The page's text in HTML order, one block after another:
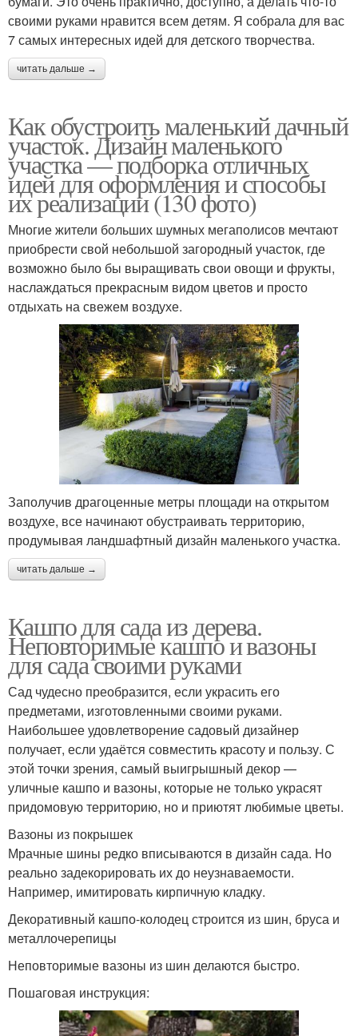
своими руками нравится всем детям. Я собрала для вас
7 самых интересных идей для детского творчества.
читать дальше →
Как обустроить маленький дачный
участок. Дизайн маленького
участка — подборка отличных
идей для оформления и способы
их реализации (130 фото)
Многие жители больших шумных мегаполисов мечтают
приобрести свой небольшой загородный участок, где
возможно было бы выращивать свои овощи и фрукты,
наслаждаться прекрасным видом цветов и просто
отдыхать на свежем воздухе.
Заполучив драгоценные метры площади на открытом
воздухе, все начинают обустраивать территорию,
продумывая ландшафтный дизайн маленького участка.
читать дальше →
Кашпо для сада из дерева.
Неповторимые кашпо и вазоны
для сада своими руками
Сад чудесно преобразится, если украсить его
предметами, изготовленными своими руками.
Наибольшее удовлетворение садовый дизайнер
получает, если удаётся совместить красоту и пользу. С
этой точки зрения, самый выигрышный декор —
уличные кашпо и вазоны, которые не только украсят
придомовую территорию, но и приютят любимые цветы.
Вазоны из покрышек
Мрачные шины редко вписываются в дизайн сада. Но
реально задекорировать их до неузнаваемости.
Например, имитировать кирпичную кладку.
Декоративный кашпо-колодец строится из шин, бруса и
металлочерепицы
Неповторимые вазоны из шин делаются быстро.
Пошаговая инструкция: